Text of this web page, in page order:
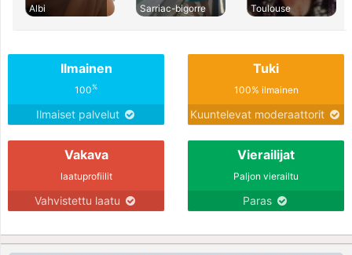
Albi
Sarriac-bigorre
Toulouse
Ilmainen
100%
Ilmaiset palvelut
Tuki
100% ilmainen
Kuuntelevat moderaattorit
Vakava
laatuprofiilit
Vahvistettu laatu
Vierailijat
Paljon vierailtu
Paras